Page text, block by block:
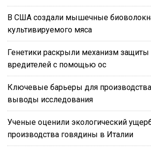
В США создали мышечные
культивируемого мяса
Генетики раскрыли механизм защиты
вредителей с помощью ос
Ключевые барьеры для
выводы исследования
Ученые оценили экологический
производства говядины в Италии